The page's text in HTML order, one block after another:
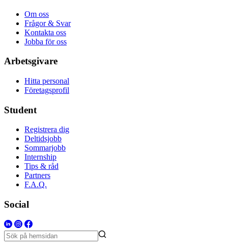
Om oss
Frågor & Svar
Kontakta oss
Jobba för oss
Arbetsgivare
Hitta personal
Företagsprofil
Student
Registrera dig
Deltidsjobb
Sommarjobb
Internship
Tips & råd
Partners
F.A.Q.
Social